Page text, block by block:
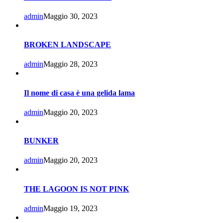
adminMaggio 30, 2023
BROKEN LANDSCAPE
adminMaggio 28, 2023
Il nome di casa è una gelida lama
adminMaggio 20, 2023
BUNKER
adminMaggio 20, 2023
THE LAGOON IS NOT PINK
adminMaggio 19, 2023